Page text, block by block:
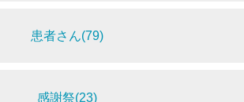
患者さん(79)
感謝祭(23)